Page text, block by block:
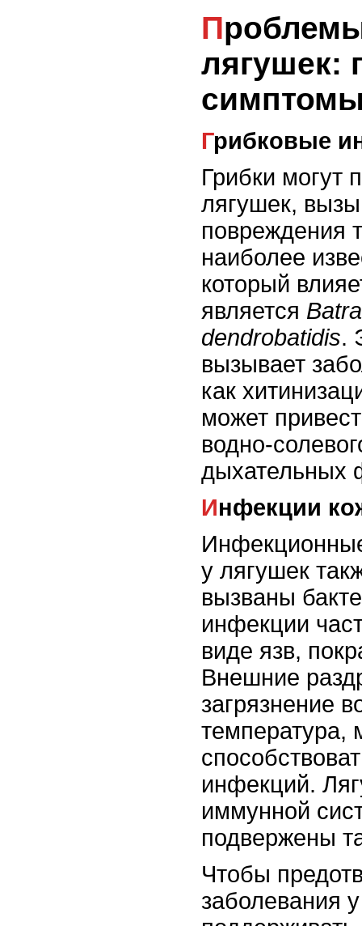
Проблемы с кожей у
лягушек:
Грибковые
Грибки могут
лягушек,
повреждения
наиболее
который
является
dendrobatidis.
вызывает
как
может
водно-
дыхательных
Инфекции
у лягушек
вызваны
инфекции
виде язв,
Внешние
загрязнение
температура,
инфекций.
иммунной
подвержены
Чтобы
заболевания